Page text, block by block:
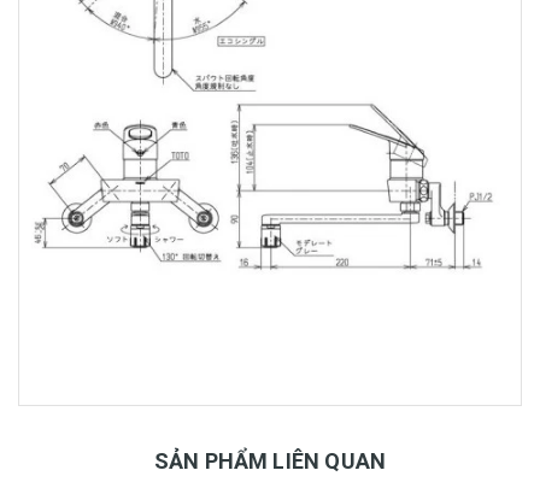
SẢN PHẨM LIÊN QUAN